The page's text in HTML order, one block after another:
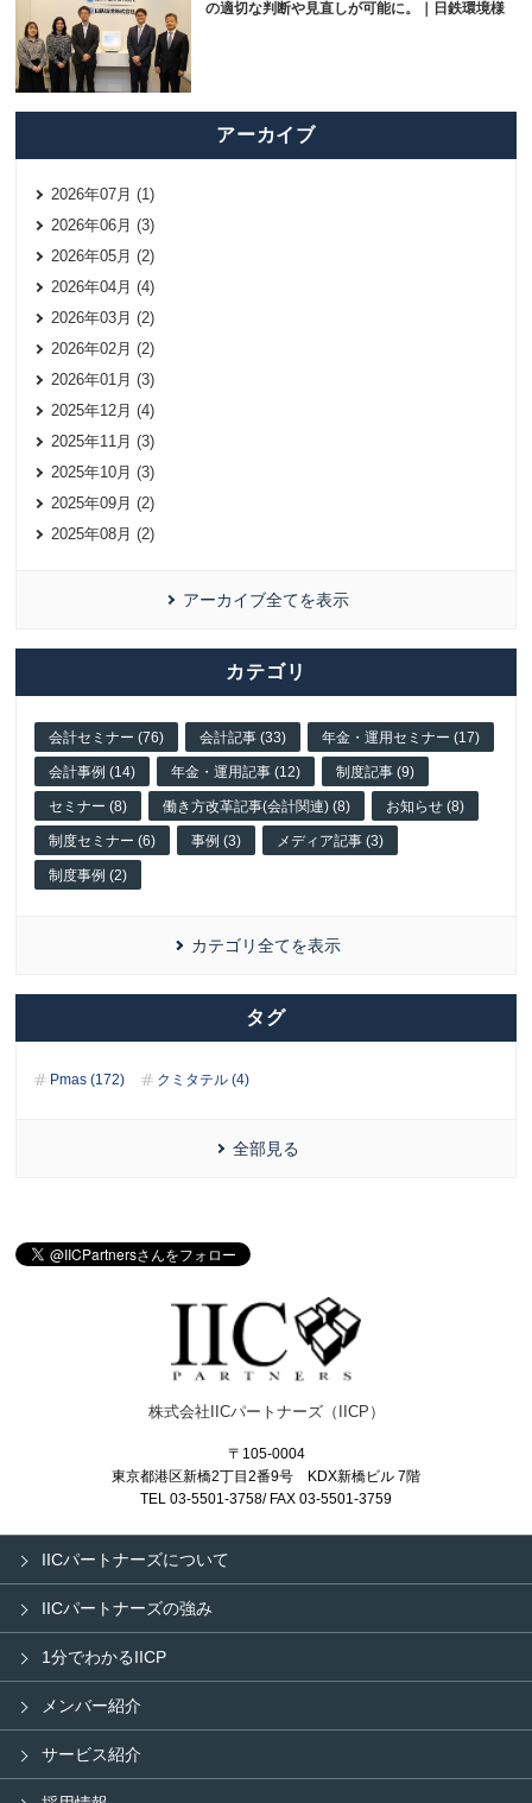
の適切な判断や見直しが可能に。｜日鉄環境様
アーカイブ
2026年07月 (1)
2026年06月 (3)
2026年05月 (2)
2026年04月 (4)
2026年03月 (2)
2026年02月 (2)
2026年01月 (3)
2025年12月 (4)
2025年11月 (3)
2025年10月 (3)
2025年09月 (2)
2025年08月 (2)
アーカイブ全てを表示
カテゴリ
会計セミナー (76) 会計記事 (33) 年金・運用セミナー (17)
会計事例 (14) 年金・運用記事 (12) 制度記事 (9)
セミナー (8) 働き方改革記事(会計関連) (8) お知らせ (8)
制度セミナー (6) 事例 (3) メディア記事 (3)
制度事例 (2)
カテゴリ全てを表示
タグ
Pmas (172) クミタテル (4)
全部見る
株式会社IICパートナーズ（IICP）
〒105-0004
東京都港区新橋2丁目2番9号 KDX新橋ビル 7階
TEL 03-5501-3758/ FAX 03-5501-3759
IICパートナーズについて
IICパートナーズの強み
1分でわかるIICP
メンバー紹介
サービス紹介